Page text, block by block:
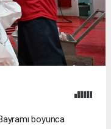
boyunca